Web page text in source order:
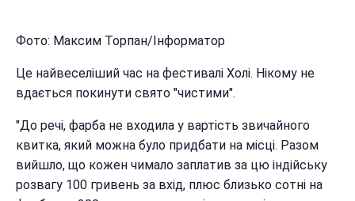
Фото: Максим Торпан/Інформатор
Це найвеселіший час на фестивалі Холі. Нікому не
вдається покинути свято "чистими".
"До речі, фарба не входила у вартість звичайного
квитка, який можна було придбати на місці. Разом
вийшло, що кожен чимало заплатив за цю індійську
розвагу 100 гривень за вхід, плюс близько сотні на